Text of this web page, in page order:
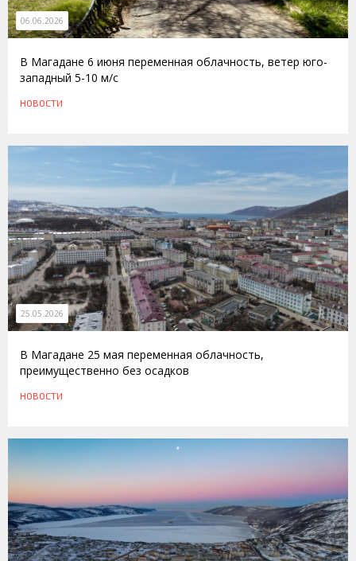
06.06.2026
В Магадане 6 июня переменная облачность, ветер юго-
западный 5-10 м/с
НОВОСТИ
25.05.2026
В Магадане 25 мая переменная облачность,
преимущественно без осадков
НОВОСТИ